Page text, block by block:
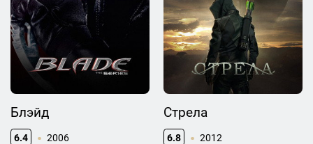
Блэйд
6.4 2006
Стрела
6.8 2012